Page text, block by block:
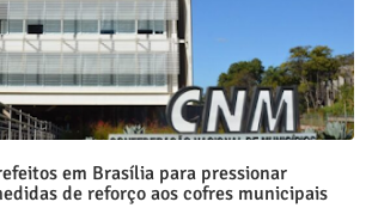
em Brasília para pressionar
de reforço aos cofres municipais